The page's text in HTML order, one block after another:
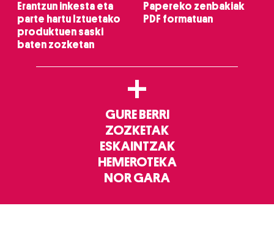
Erantzun inkesta eta
parte hartu Iztuetako
produktuen saski
baten zozketan
Papereko zenbakiak
PDF formatuan
+
GURE BERRI
ZOZKETAK
ESKAINTZAK
HEMEROTEKA
NOR GARA